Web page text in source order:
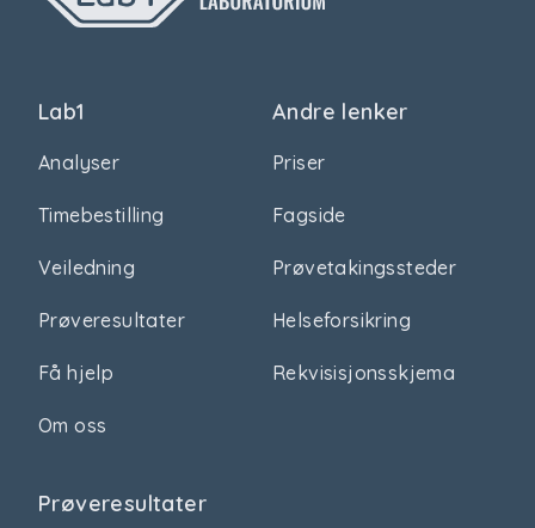
Lab1
Analyser
Timebestilling
Veiledning
Prøveresultater
Få hjelp
Om oss
Andre lenker
Priser
Fagside
Prøvetakingssteder
Helseforsikring
Rekvisisjonsskjema
Prøveresultater